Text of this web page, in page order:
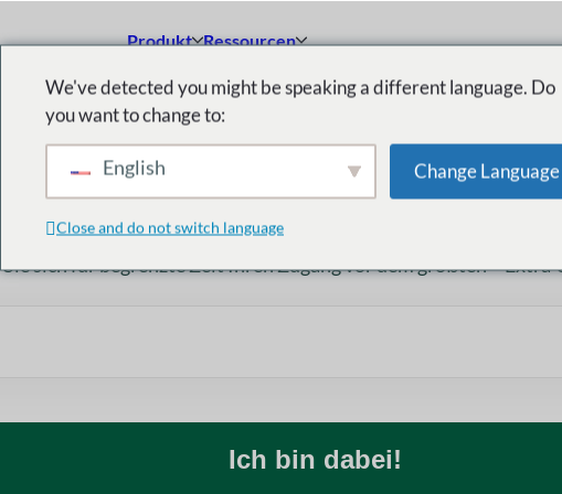
Produkt Ressourcen
sich vor allen anderen
sich für begrenzte Zeit Ihren Zugang vor dem größten + Extra-
Ich bin dabei!
We've detected you might be speaking a different language. Do
you want to change to:
English Change Language
Close and do not switch language